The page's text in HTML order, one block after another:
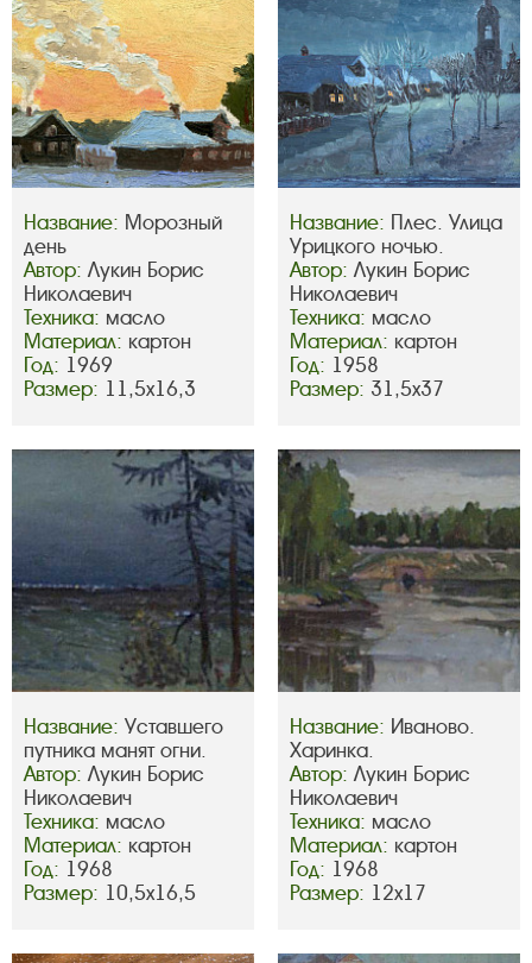
Название: Морозный
день
Автор: Лукин Борис
Николаевич
Техника: масло
Материал: картон
Год: 1969
Размер: 11,5х16,3
Название: Плес. Улица
Урицкого ночью.
Автор: Лукин Борис
Николаевич
Техника: масло
Материал: картон
Год: 1958
Размер: 31,5х37
Название: Уставшего
путника манят огни.
Автор: Лукин Борис
Николаевич
Техника: масло
Материал: картон
Год: 1968
Размер: 10,5х16,5
Название: Иваново.
Харинка.
Автор: Лукин Борис
Николаевич
Техника: масло
Материал: картон
Год: 1968
Размер: 12х17